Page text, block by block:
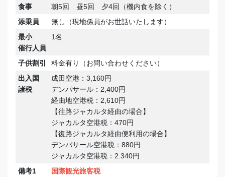
食事
朝5回 昼5回 夕4回（機内食を除く）
添乗員
無し（現地係員がお世話いたします）
最小
催行人員
1名
子供割引
料金有り（お問い合わせください）
出入国
諸税
成田空港：3,160円
デンパサール：2,400円
経由地空港税：2,610円
【往路ジャカルタ経由の場合】
ジャカルタ空港税：470円
【復路ジャカルタ経由便利用の場合】
デンパサール空港税：880円
ジャカルタ空港税：2.340円
備考1
国際観光旅客税